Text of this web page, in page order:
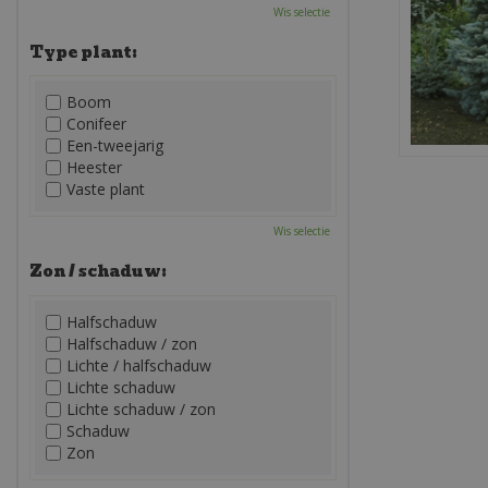
Wis selectie
Type plant:
Boom
Conifeer
Een-tweejarig
Heester
Vaste plant
Wis selectie
Zon / schaduw:
Halfschaduw
Halfschaduw / zon
Lichte / halfschaduw
Lichte schaduw
Lichte schaduw / zon
Schaduw
Zon